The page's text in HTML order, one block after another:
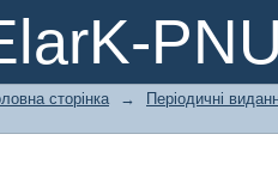
PNU
сторінка → Періодичні